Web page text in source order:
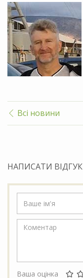
Всі новини
НАПИСАТИ ВІДГУК
Ваша оцінка